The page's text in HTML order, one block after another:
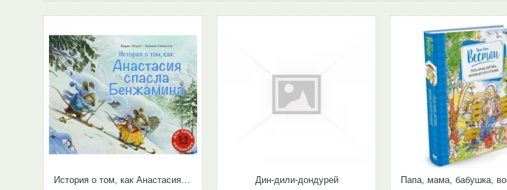
История о том, как Анастасия спасла Бенжамина Дин-дили-дондурей